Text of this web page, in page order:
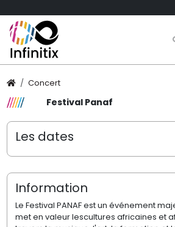
Concert
Festival Panaf
Les dates
Information
Le Festival PANAF est un événement
met en valeur lescultures africaines et